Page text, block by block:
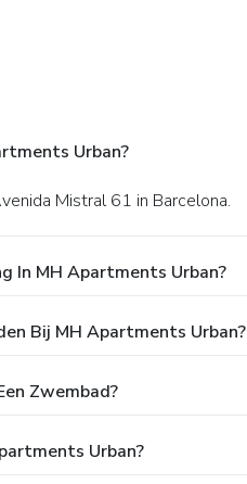
Urban?
Mistral 61 in Barcelona.
In MH Apartments Urban?
Bij MH Apartments Urban?
Zwembad?
Urban?